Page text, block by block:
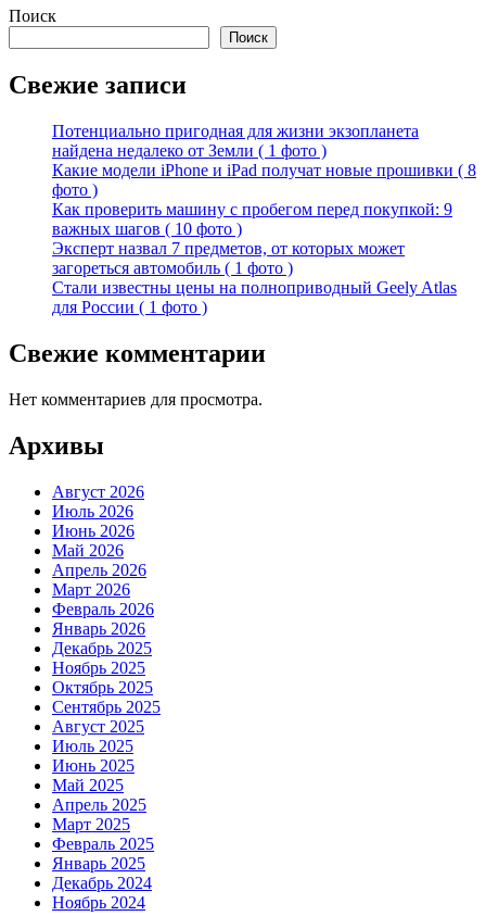
Поиск
Поиск
Свежие записи
Потенциально пригодная для жизни экзопланета
найдена недалеко от Земли ( 1 фото )
Какие модели iPhone и iPad получат новые прошивки ( 8
фото )
Как проверить машину с пробегом перед покупкой: 9
важных шагов ( 10 фото )
Эксперт назвал 7 предметов, от которых может
загореться автомобиль ( 1 фото )
Стали известны цены на полноприводный Geely Atlas
для России ( 1 фото )
Свежие комментарии
Нет комментариев для просмотра.
Архивы
Август 2026
Июль 2026
Июнь 2026
Май 2026
Апрель 2026
Март 2026
Февраль 2026
Январь 2026
Декабрь 2025
Ноябрь 2025
Октябрь 2025
Сентябрь 2025
Август 2025
Июль 2025
Июнь 2025
Май 2025
Апрель 2025
Март 2025
Февраль 2025
Январь 2025
Декабрь 2024
Ноябрь 2024